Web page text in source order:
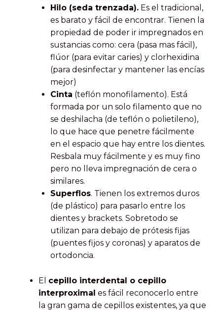
Hilo (seda trenzada). Es el tradicional,
es barato y fácil de encontrar. Tienen la
propiedad de poder ir impregnados en
sustancias como: cera (pasa mas fácil),
flúor (para evitar caries) y clorhexidina
(para desinfectar y mantener las encías
mejor)
Cinta (teflón monofilamento). Está
formada por un solo filamento que no
se deshilacha (de teflón o polietileno),
lo que hace que penetre fácilmente
en el espacio que hay entre los dientes.
Resbala muy fácilmente y es muy fino
pero no lleva impregnación de cera o
similares.
Superflos. Tienen los extremos duros
(de plástico) para pasarlo entre los
dientes y brackets. Sobretodo se
utilizan para debajo de prótesis fijas
(puentes fijos y coronas) y aparatos de
ortodoncia.
El cepillo interdental o cepillo
interproximal es fácil reconocerlo entre
la gran gama de cepillos existentes, ya que